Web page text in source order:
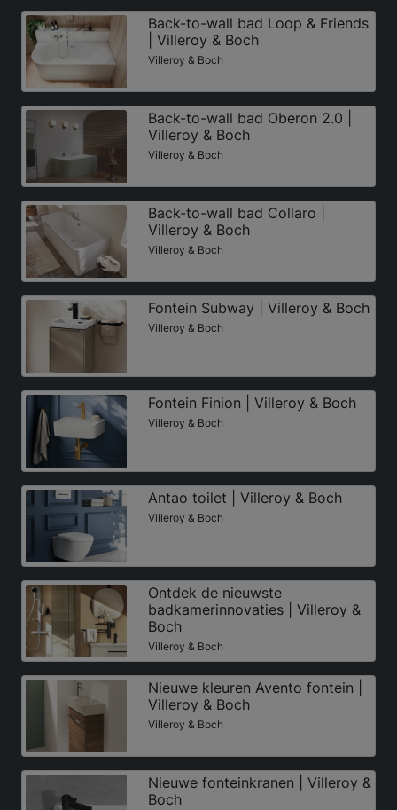
Back-to-wall bad Loop & Friends
| Villeroy & Boch
Villeroy & Boch
Back-to-wall bad Oberon 2.0 |
Villeroy & Boch
Villeroy & Boch
Back-to-wall bad Collaro |
Villeroy & Boch
Villeroy & Boch
Fontein Subway | Villeroy & Boch
Villeroy & Boch
Fontein Finion | Villeroy & Boch
Villeroy & Boch
Antao toilet | Villeroy & Boch
Villeroy & Boch
Ontdek de nieuwste
badkamerinnovaties | Villeroy &
Boch
Villeroy & Boch
Nieuwe kleuren Avento fontein |
Villeroy & Boch
Villeroy & Boch
Nieuwe fonteinkranen | Villeroy &
Boch